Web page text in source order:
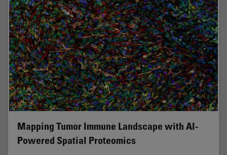
Mapping Tumor Immune Landscape with AI-
Powered Spatial Proteomics